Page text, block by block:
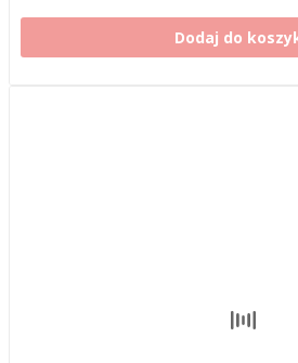
Dodaj do